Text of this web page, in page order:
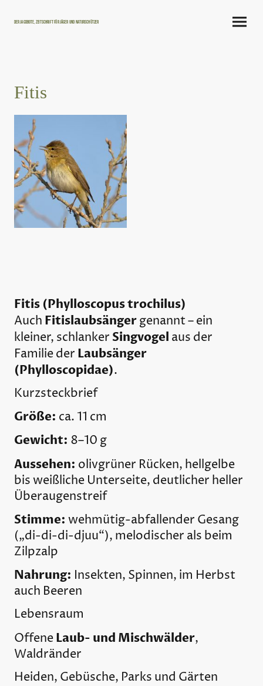
Der Jagdbote, Zeitschrift für Jäger und Naturschützer
Fitis
Fitis (Phylloscopus trochilus)
Auch Fitislaubsängergenannt – ein
kleiner, schlanker Singvogel aus der
Familie der Laubsänger
(Phylloscopidae).
Kurzsteckbrief
Größe: ca. 11 cm
Gewicht: 8–10 g
Aussehen: olivgrüner Rücken, hellgelbe
bis weißliche Unterseite, deutlicher heller
Überaugenstreif
Stimme: wehmütig-abfallender Gesang
(„di-di-di-djuu“), melodischer als beim
Zilpzalp
Nahrung: Insekten, Spinnen, im Herbst
auch Beeren
Lebensraum
OffeneLaub- und Mischwälder,
Waldränder
Heiden, Gebüsche, Parks und Gärten